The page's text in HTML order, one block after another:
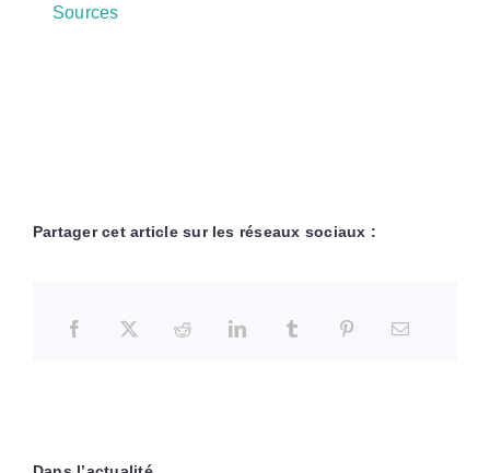
Sources
Partager cet article sur les réseaux sociaux :